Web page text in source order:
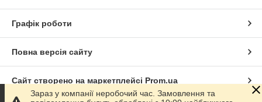
Графік роботи
Повна версія сайту
Сайт створено на маркетплейсі Prom.ua
Зараз у компанії неробочий час. Замовлення та